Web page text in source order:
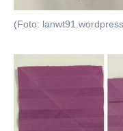
(Foto: